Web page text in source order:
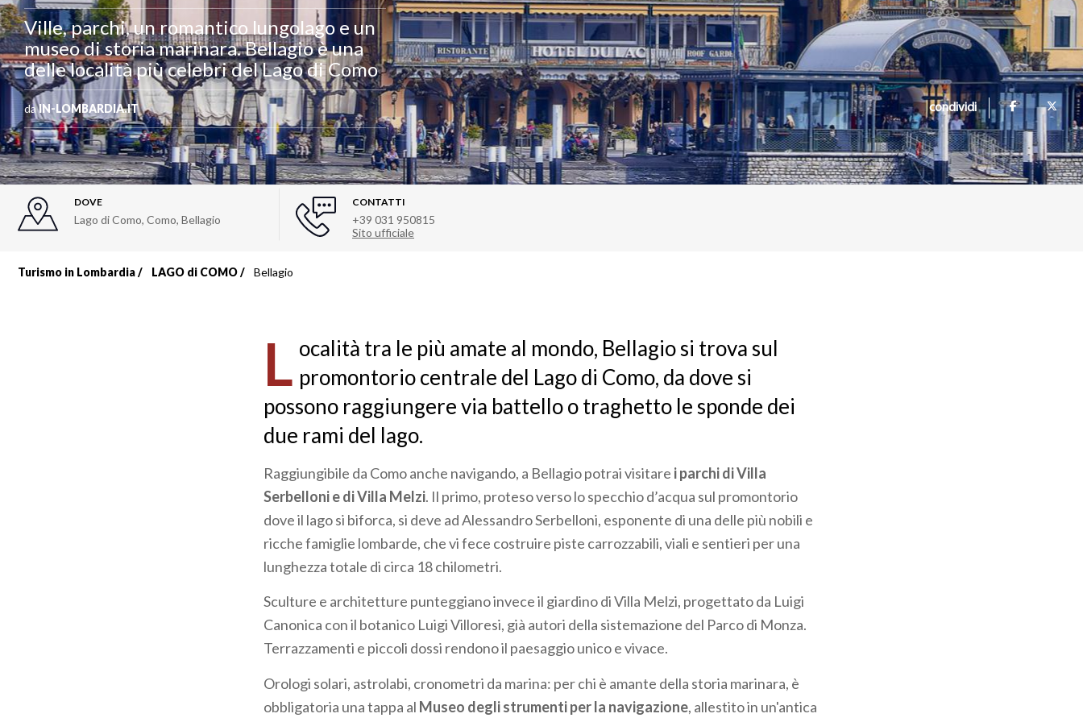
Ville, parchi, un romantico lungolago e un
museo di storia marinara. Bellagio è una
delle località più celebri del Lago di Como
daIN-LOMBARDIA.IT condividi
DOVE
Lago di Como, Como, Bellagio
CONTATTI
+39 031 950815
Sito ufficiale
Turismo in Lombardia LAGO di COMO Bellagio
L ocalità tra le più amate al mondo, Bellagio si trova sul
promontorio centrale del Lago di Como, da dove si
possono raggiungere via battello o traghetto le sponde dei
due rami del lago.
Raggiungibile da Como anche navigando, a Bellagio potrai visitare i parchi di Villa
Serbelloni e di Villa Melzi. Il primo, proteso verso lo specchio d’acqua sul promontorio
dove il lago si biforca, si deve ad Alessandro Serbelloni, esponente di una delle più nobili e
ricche famiglie lombarde, che vi fece costruire piste carrozzabili, viali e sentieri per una
lunghezza totale di circa 18 chilometri.
Sculture e architetture punteggiano invece il giardino di Villa Melzi, progettato da Luigi
Canonica con il botanico Luigi Villoresi, già autori della sistemazione del Parco di Monza.
Terrazzamenti e piccoli dossi rendono il paesaggio unico e vivace.
Orologi solari, astrolabi, cronometri da marina: per chi è amante della storia marinara, è
obbligatoria una tappa al Museo degli strumenti per la navigazione, allestito in un'antica